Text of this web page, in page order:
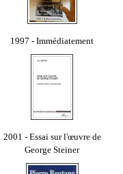
1997 - Immédiatement
2001 - Essai sur l'œuvre de
George Steiner